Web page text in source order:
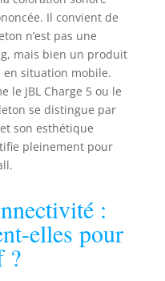
Il convient de
n’est pas une
mais bien un produit
en situation mobile.
le JBL Charge 5 ou le
se distingue par
son esthétique
pleinement pour
:
elles pour
?